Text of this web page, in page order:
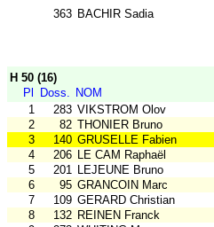
363 BACHIR Sadia
H 50 (16)
Pl
Doss. NOM
1
283 VIKSTROM Olov
2
82 THONIER Bruno
3
140 GRUSELLE Fabien
4
206 LE CAM Raphaël
5
201 LEJEUNE Bruno
6
95 GRANCOIN Marc
7
109 GERARD Christian
8
132 REINEN Franck